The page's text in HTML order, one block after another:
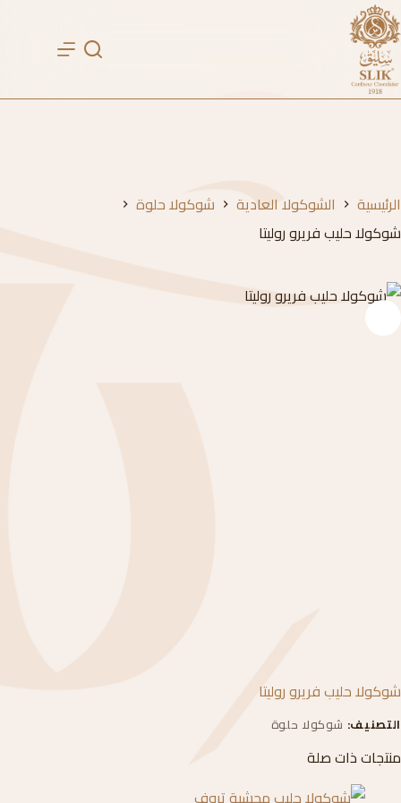
التجاوز
إلى
المحتوى
الرئيسية الشوكولا العادية
شوكولا حلوة
شوكولا حليب فريرو روليتا
شوكولا حليب فريرو روليتا
التصنيف: شوكولا حلوة
منتجات ذات صلة